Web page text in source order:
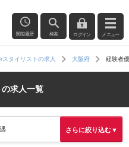
閲覧履歴 検索 ログイン メニュー
スタイリストの求人 大阪府 経験者
求人一覧
さらに絞り込む▼